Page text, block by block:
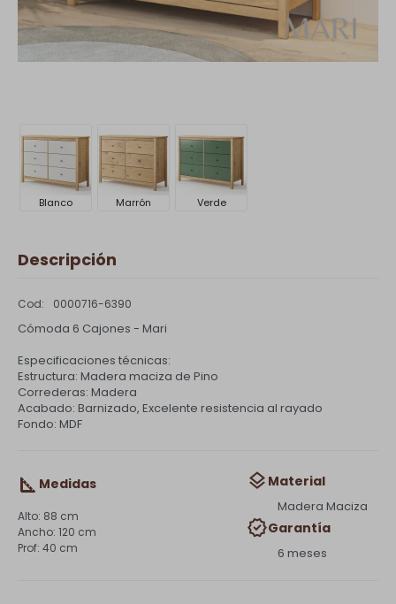
Blanco Marrón Verde
Descripción
0000716-6390
Cómoda 6 Cajones - Mari
Especificaciones técnicas:
Estructura: Madera maciza de Pino
Correderas: Madera
Acabado: Barnizado, Excelente resistencia al rayado
Fondo: MDF
Medidas
88 cm
120 cm
40 cm
Material
Madera Maciza
Garantía
6 meses